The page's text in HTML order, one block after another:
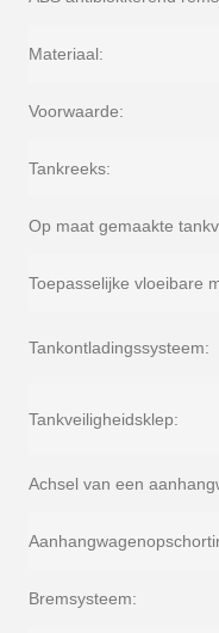
Materiaal:
Voorwaarde:
Tankreeks:
Op maat gemaakte
Toepasselijke vloeibare
Tankontladingssysteem:
Tankveiligheidsklep:
Achsel van een
Bremsysteem: